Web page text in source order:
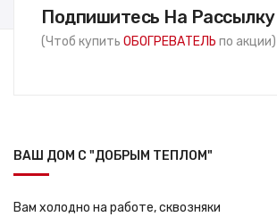
Подпишитесь На Рассылку
(Чтоб купить ОБОГРЕВАТЕЛЬ по акции)
ВАШ ДОМ С "ДОБРЫМ ТЕПЛОМ"
Вам холодно на работе, сквозняки